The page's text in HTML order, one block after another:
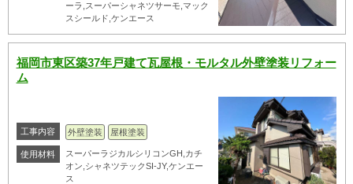
ーラ,スーパーシャネツサーモ,マック
スシールド,ケンエース
福岡市東区築37年戸建て瓦屋根・モルタル外壁塗装リフォー
ム
工事内容 外壁塗装 屋根塗装
使用材料
スーパーラジカルシリコンGH,カチ
オン,シャネツテックSI-JY,ケンエー
ス